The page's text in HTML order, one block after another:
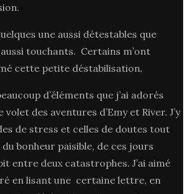
une aussi détestables que
touchants. Certains m’ont
cette petite déstabilisation.
d’éléments que j’ai adorés
volet des aventures d’Emy et River. J’y
de stress et celles de doutes tout
bonheur paisible, de ces jours
entre deux catastrophes. J’ai aimé
en lisant une certaine lettre, en